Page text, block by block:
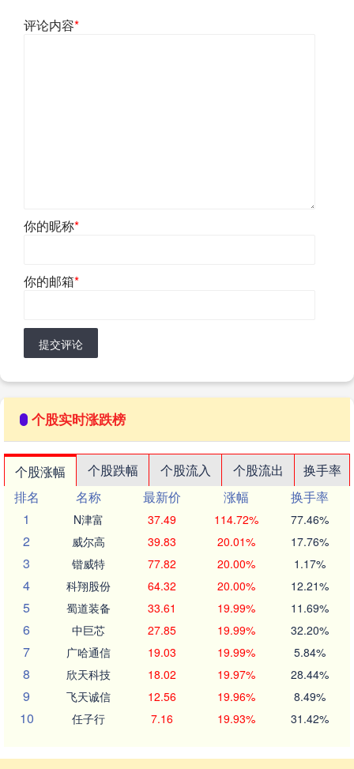
评论内容*
你的昵称*
你的邮箱*
提交评论
个股实时涨跌榜
个股涨幅 个股跌幅 个股流入 个股流出
换手率
排名
名称 最新价 涨幅
换手率
1
N津富 37.49 114.72% 77.46%
2 威尔高 39.83 20.01% 17.76%
3 锴威特 77.82 20.00% 1.17%
4 科翔股份 64.32 20.00% 12.21%
5 蜀道装备 33.61 19.99% 11.69%
6 中巨芯 27.85 19.99% 32.20%
7 广哈通信 19.03 19.99% 5.84%
8 欣天科技 18.02 19.97% 28.44%
9 飞天诚信 12.56 19.96% 8.49%
10 任子行 7.16 19.93% 31.42%